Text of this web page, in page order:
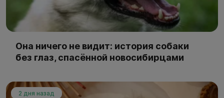
Она ничего не видит: история собаки
без глаз, спасённой новосибирцами
2 дня назад